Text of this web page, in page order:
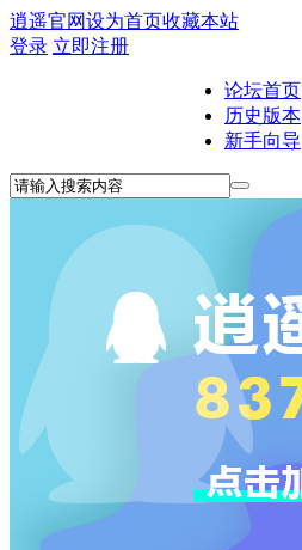
逍遥官网设为首页收藏本站
登录 立即注册
论坛首页
历史版本
新手向导